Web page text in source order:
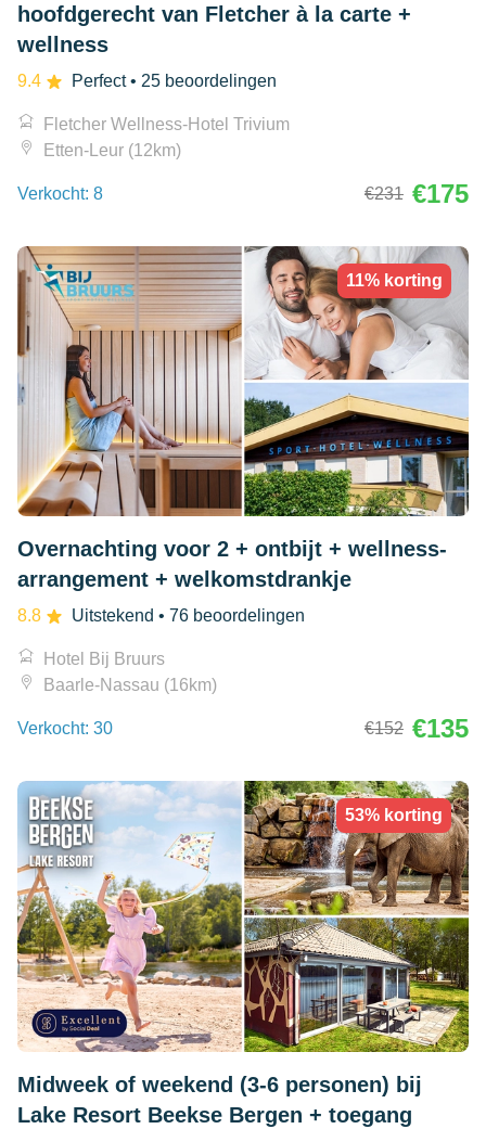
hoofdgerecht van Fletcher à la carte +
wellness
9.4 Perfect• 25 beoordelingen
Fletcher Wellness-Hotel Trivium
Etten-Leur (12km)
Verkocht: 8 €231 €175
11% korting
Overnachting voor 2 + ontbijt + wellness-
arrangement + welkomstdrankje
8.8 Uitstekend • 76 beoordelingen
Hotel Bij Bruurs
Baarle-Nassau (16km)
Verkocht: 30 €152 €135
53% korting
Midweek of weekend (3-6 personen) bij
Lake Resort Beekse Bergen + toegang